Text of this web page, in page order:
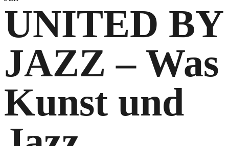
UNITED BY
JAZZ – Was
Kunst und